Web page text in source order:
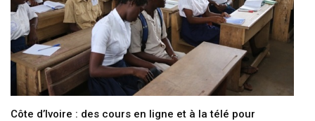
Côte d’Ivoire : des cours en ligne et à la télé pour